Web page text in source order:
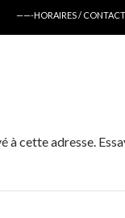
——-HORAIRES /
à cette adresse.